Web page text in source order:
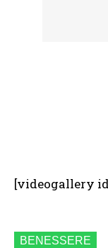
[videogallery
BENESSERE